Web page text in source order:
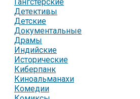
Детективы
Детские
Документальные
Драмы
Индийские
Исторические
Киберпанк
Киноальманахи
Комедии